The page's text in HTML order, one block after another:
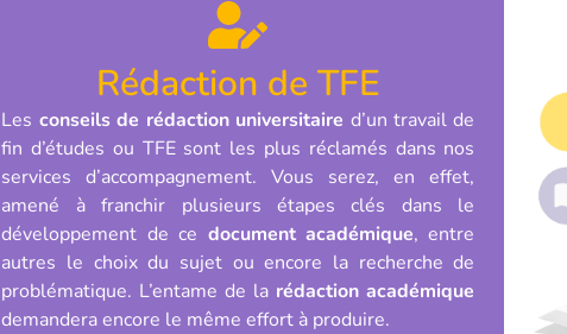
Rédaction de TFE
Les conseils de rédaction universitaire d’un travail de
fin d’études ou TFE sont les plus réclamés dans nos
services d’accompagnement. Vous serez, en effet,
amené à franchir plusieurs étapes clés dans le
développement de ce document académique, entre
autres le choix du sujet ou encore la recherche de
problématique. L’entame de la rédaction académique
demandera encore le même effort à produire.